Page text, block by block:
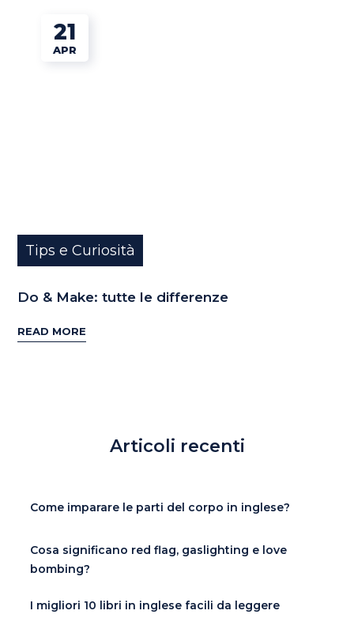
21
APR
Tips e Curiosità
Do & Make: tutte le differenze
READ MORE
Articoli recenti
Come imparare le parti del corpo in inglese?
Cosa significano red flag, gaslighting e love
bombing?
I migliori 10 libri in inglese facili da leggere